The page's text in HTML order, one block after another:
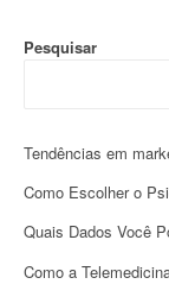
Pesquisar
Tendências em
Como Escolher o
Quais Dados Você
Como a